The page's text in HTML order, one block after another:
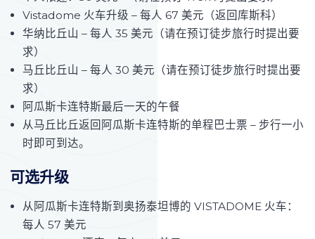
Vistadome 火车升级 – 每人 67 美元（返回库斯科）
华纳比丘山 – 每人 35 美元（请在预订徒步旅行时提出要
求）
马丘比丘山 – 每人 30 美元（请在预订徒步旅行时提出要
求）
阿瓜斯卡连特斯最后一天的午餐
从马丘比丘返回阿瓜斯卡连特斯的单程巴士票 – 步行一小
时即可到达。
可选升级
从阿瓜斯卡连特斯到奥扬泰坦博的 VISTADOME 火车：
每人 57 美元